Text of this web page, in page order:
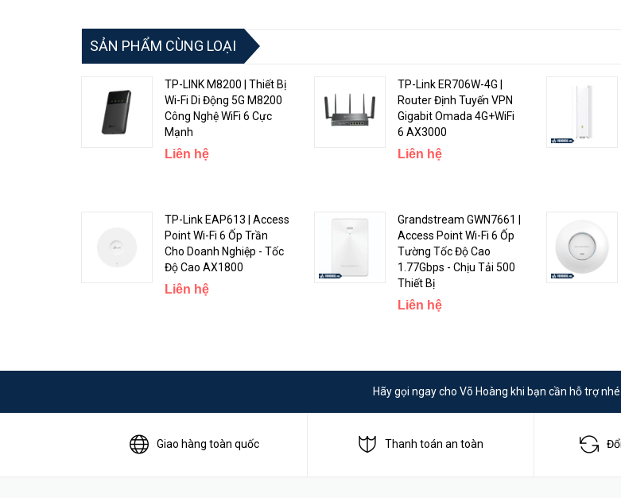
Chuẩn Wi-Fi 6E Mới Nhất
TP-Link Deco XE75 Prođược trang bị Wi-Fi 6E mạnh mẽ,hỗ trợ băng tần 6Ghzmang đến độ trễ cực thấp,
và không bị tắc nghẽn.
SẢN PHẨM CÙNG LOẠI
TP-LINK M8200 | Thiết Bị
Wi-Fi Di Động 5G M8200
Công Nghệ WiFi 6 Cực
Mạnh
Liên hệ
TP-Link ER706W-4G |
Router Định Tuyến VPN
Gigabit Omada 4G+WiFi
6 AX3000
Liên hệ
TP-Link EAP613 | Access
Point Wi-Fi 6 Ốp Trần
Cho Doanh Nghiệp - Tốc
Độ Cao AX1800
Liên hệ
Grandstream GWN7661 |
Access Point Wi-Fi 6 Ốp
Tường Tốc Độ Cao
1.77Gbps - Chịu Tải 500
Thiết Bị
Liên hệ
Hãy gọi ngay cho Võ Hoàng khi bạn cần hỗ trợ nhé
Giao hàng toàn quốc Thanh toán an toàn